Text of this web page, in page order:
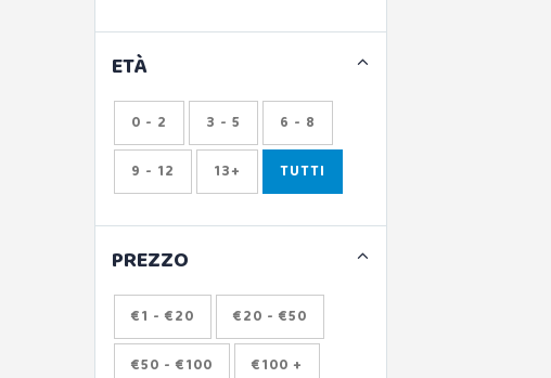
ETÀ
0 - 2 3 - 5 6 - 8
9 - 12 13+ TUTTI
PREZZO
€1 - €20 €20 - €50
€50 - €100 €100 +